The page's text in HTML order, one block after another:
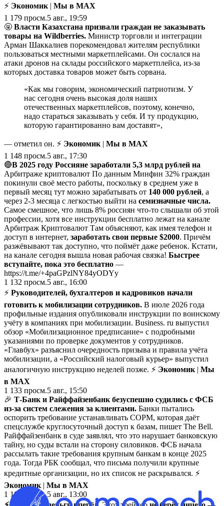
⚡ Экономик | Мы в MAX
1 179 просм.5 авг., 19:59
🤬 Власти Казахстана призвали граждан не заказывать
товары на Wildberries. Министр торговли и интеграции
Арман Шаккалиев порекомендовал жителям республики
пользоваться местными маркетплейсами. Он сослался на
атаки дронов на склады российского маркетплейса, из-за
которых доставка товаров может быть сорвана.
«Как мы говорим, экономический патриотизм. У
нас сегодня очень высокая доля наших
отечественных маркетплейсов, поэтому, конечно,
надо стараться заказывать у себя. И ту продукцию,
которую гарантированно вам доставят»,
— отметил он. ⚡ Экономик | Мы в MAX
1 148 просм.5 авг., 17:30
🔴В 2025 году Россияне заработали 5,3 млрд рублей на
Арбитраже криптовалют По данным Минфин 32% граждан
покинули своё место работы, поскольку в среднем уже в
первый месяц тут можно зарабатывать от 140 000 рублей, а
через 2-3 месяца с легкостью выйти на семизначные числа.
Самое смешное, что лишь 8% россиян что-то слышали об этой
профессии, хотя все инструкции бесплатно лежат на канале
Арбитраж Криптовалют Там объясняют, как имея телефон и
доступ в интернет, заработать свои первые $2000. Причём
разжёвывают так доступно, что поймёт даже ребенок. Кстати,
на канале сегодня вышла новая рабочая связка! Быстрее
вступайте, пока это бесплатно —
https://t.me/+4paGPzlNY84yODYy
1 132 просм.5 авг., 16:00
⚡️ Руководителей, бухгалтеров и кадровиков начали
готовить к мобилизации сотрудников. В июле 2026 года
профильные издания опубликовали инструкции по воинскому
учёту в компаниях при мобилизации. Business. ru выпустил
обзор «Мобилизационное предписание» с подробными
указаниями по проверке документов у сотрудников.
«Главбух» разъяснил очередность призыва и правила учёта
мобилизации, а «Российский налоговый курьер» выпустил
аналогичную инструкцию неделей позже. ⚡ Экономик | Мы
в MAX
1 133 просм.5 авг., 15:50
🎉 Т-Банк и Райффайзенбанк безуспешно судились с ФСБ
из-за систем слежения за клиентами. Банки пытались
оспорить требование устанавливать СОРМ, которая даёт
спецслужбе круглосуточный доступ к базам, пишет The Bell.
Райффайзенбанк в суде заявлял, что это нарушает банковскую
тайну, но суды встали на сторону силовиков. ФСБ начала
рассылать такие требования крупным банкам в конце 2025
года. Тогда РБК сообщал, что письма получили крупные
кредитные организации, но их список не раскрывался. ⚡
Экономик | Мы в MAX
1 183
просм.5 авг., 13:00